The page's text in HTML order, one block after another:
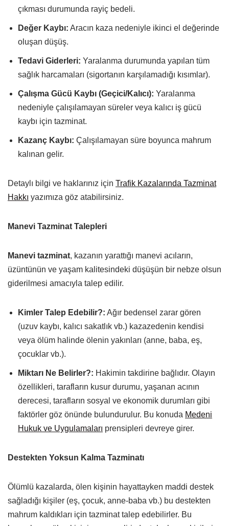
çıkması durumunda rayiç bedeli.
Değer Kaybı: Aracın kaza nedeniyle ikinci el değerinde
oluşan düşüş.
Tedavi Giderleri: Yaralanma durumunda yapılan tüm
sağlık harcamaları (sigortanın karşılamadığı kısımlar).
Çalışma Gücü Kaybı (Geçici/Kalıcı): Yaralanma
nedeniyle çalışılamayan süreler veya kalıcı iş gücü
kaybı için tazminat.
Kazanç Kaybı: Çalışılamayan süre boyunca mahrum
kalınan gelir.
Detaylı bilgi ve haklarınız için Trafik Kazalarında Tazminat
Hakkı yazımıza göz atabilirsiniz.
Manevi Tazminat Talepleri
Manevi tazminat, kazanın yarattığı manevi acıların,
üzüntünün ve yaşam kalitesindeki düşüşün bir nebze olsun
giderilmesi amacıyla talep edilir.
Kimler Talep Edebilir?: Ağır bedensel zarar gören
(uzuv kaybı, kalıcı sakatlık vb.) kazazedenin kendisi
veya ölüm halinde ölenin yakınları (anne, baba, eş,
çocuklar vb.).
Miktarı Ne Belirler?: Hakimin takdirine bağlıdır. Olayın
özellikleri, tarafların kusur durumu, yaşanan acının
derecesi, tarafların sosyal ve ekonomik durumları gibi
faktörler göz önünde bulundurulur. Bu konuda Medeni
Hukuk ve Uygulamaları prensipleri devreye girer.
Destekten Yoksun Kalma Tazminatı
Ölümlü kazalarda, ölen kişinin hayattayken maddi destek
sağladığı kişiler (eş, çocuk, anne-baba vb.) bu destekten
mahrum kaldıkları için tazminat talep edebilirler. Bu